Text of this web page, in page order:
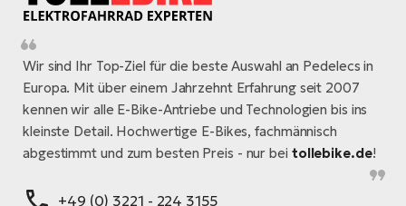
Wir sind Ihr Top-Ziel für die beste Auswahl an Pedelecs in
Europa. Mit über einem Jahrzehnt Erfahrung seit 2007
kennen wir alle E-Bike-Antriebe und Technologien bis ins
kleinste Detail. Hochwertige E-Bikes, fachmännisch
abgestimmt und zum besten Preis - nur bei tollebike.de!
+49 (0) 3221 - 224 3155